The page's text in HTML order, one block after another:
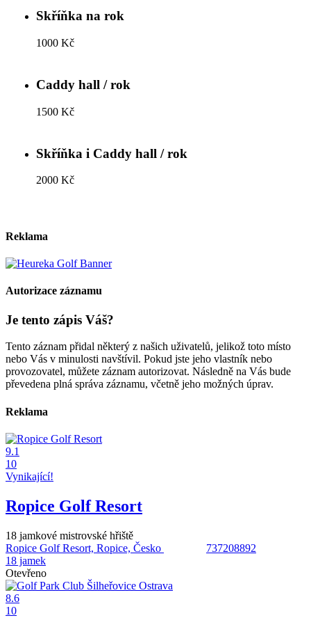
Skříňka na rok
1000 Kč
Caddy hall / rok
1500 Kč
Skříňka i Caddy hall / rok
2000 Kč
Reklama
Autorizace záznamu
Je tento zápis Váš?
Tento záznam přidal některý z našich uživatelů, jelikož toto místo
nebo Vás v minulosti navštívil. Pokud jste jeho vlastník nebo
provozovatel, můžete záznam autorizovat. Následně na Vás bude
převedena plná správa záznamu, včetně jeho možných úprav.
Reklama
9.1
10
Vynikající!
Ropice Golf Resort
18 jamkové mistrovské hřiště
Ropice Golf Resort, Ropice, Česko
737208892
18 jamek
Otevřeno
8.6
10